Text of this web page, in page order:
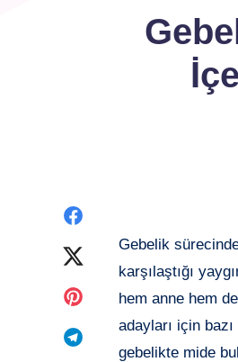
paylaşın
Twitter'de
paylaşın
Pinterest'de
paylaşın
Telegram'de
Gebelik
karşılaştığı
hem anne hem
adayları için
gebelikte mide